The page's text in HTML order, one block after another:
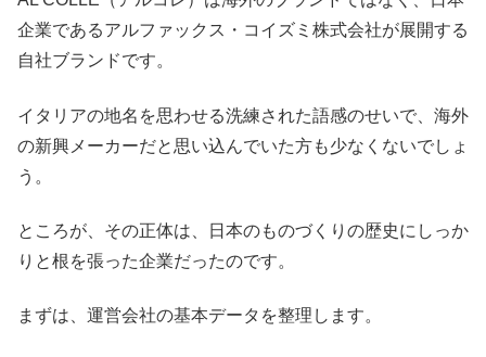
企業であるアルファックス・コイズミ株式会社が展開する
自社ブランドです。
イタリアの地名を思わせる洗練された語感のせいで、海外
の新興メーカーだと思い込んでいた方も少なくないでしょ
う。
ところが、その正体は、日本のものづくりの歴史にしっか
りと根を張った企業だったのです。
まずは、運営会社の基本データを整理します。